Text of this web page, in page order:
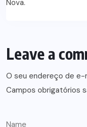
Leave a
O seu endereço de e-
Campos obrigatórios